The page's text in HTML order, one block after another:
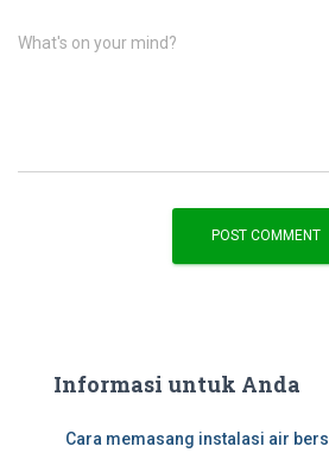
What's on your mind?
Informasi untuk Anda
Cara memasang instalasi air